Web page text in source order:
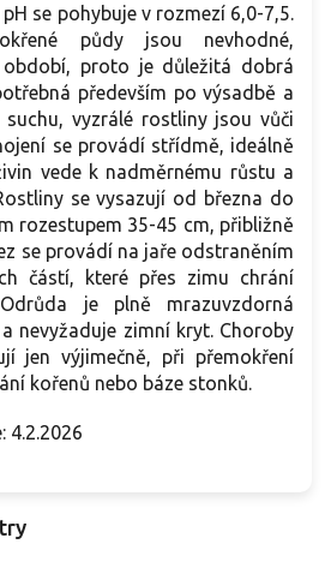
se pohybuje v rozmezí 6,0-7,5.
půdy jsou nevhodné,
období, proto je důležitá dobrá
především po výsadbě a
vyzrálé rostliny jsou vůči
se provádí střídmě, ideálně
vede k nadměrnému růstu a
se vysazují od března do
rozestupem 35-45 cm, přibližně
se provádí na jaře odstraněním
částí, které přes zimu chrání
je plně mrazuvzdorná
nevyžaduje zimní kryt. Choroby
jen výjimečně, při přemokření
kořenů nebo báze stonků.
4.2.2026